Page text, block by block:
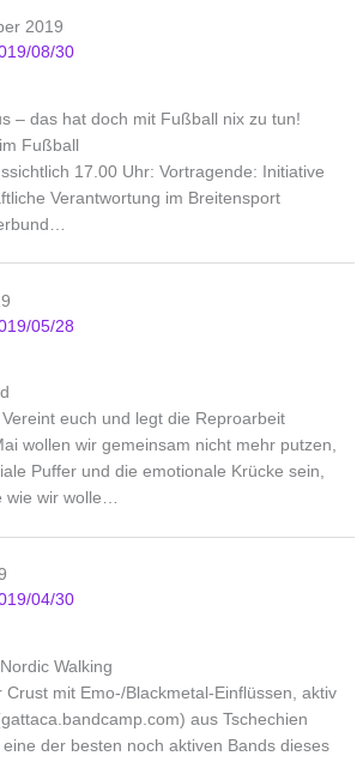
2019
08/30
– das hat doch mit Fußball nix zu tun!
Fußball
17.00 Uhr: Vortragende: Initiative
Verantwortung im Breitensport
05/28
euch und legt die Reproarbeit
wollen wir gemeinsam nicht mehr putzen,
Puffer und die emotionale Krücke sein,
wie wir wolle…
04/30
Walking
Crust mit Emo-/Blackmetal-Einflüssen, aktiv
aus Tschechien
der besten noch aktiven Bands dieses